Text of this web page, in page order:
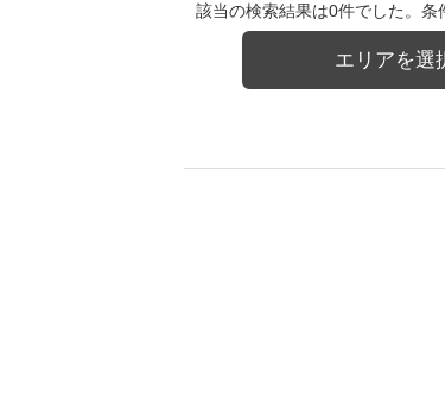
該当の検索結果は0件でした。条
エリアを選